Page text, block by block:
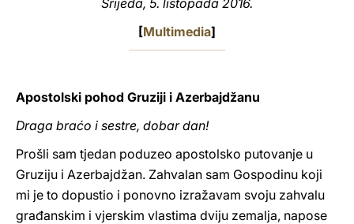
Srijeda, 5. listopada 2016.
[Multimedia]
Apostolski pohod Gruziji i Azerbajdžanu
Draga braćo i sestre, dobar dan!
Prošli sam tjedan poduzeo apostolsko putovanje u
Gruziju i Azerbajdžan. Zahvalan sam Gospodinu koji
mi je to dopustio i ponovno izražavam svoju zahvalu
građanskim i vjerskim vlastima dviju zemalja, napose